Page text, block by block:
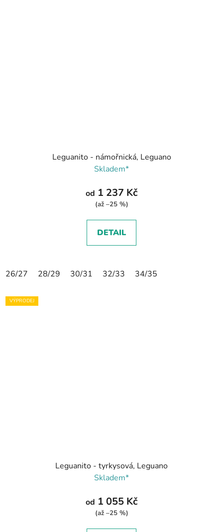
Leguanito - námořnická, Leguano
Skladem*
od 1 237 Kč
(až –25 %)
DETAIL
26/27 28/29 30/31 32/33 34/35
VÝPRODEJ
Leguanito - tyrkysová, Leguano
Skladem*
od 1 055 Kč
(až –25 %)